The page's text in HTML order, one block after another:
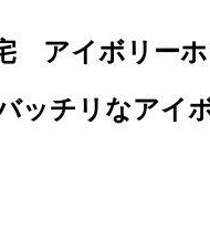
アイボリー
ッチリなアイ